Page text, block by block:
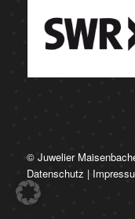
© Juwelier
Datenschutz |